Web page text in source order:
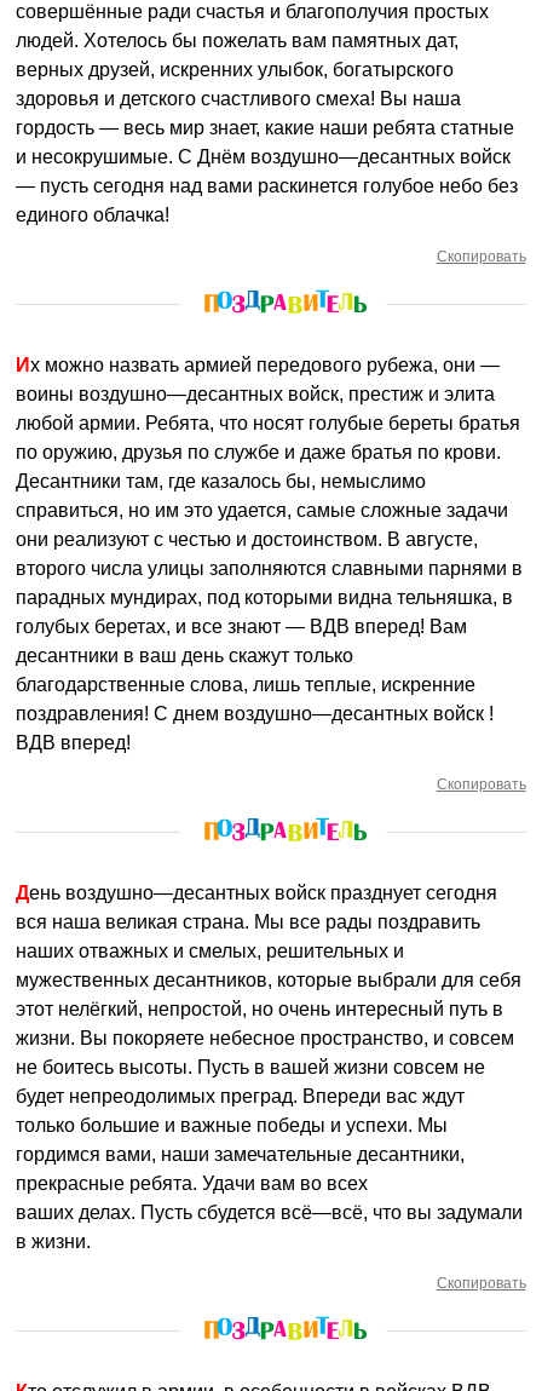
совершённые ради счастья и благополучия простых
людей. Хотелось бы пожелать вам памятных дат,
верных друзей, искренних улыбок, богатырского
здоровья и детского счастливого смеха! Вы наша
гордость — весь мир знает, какие наши ребята статные
и несокрушимые. С Днём воздушно—десантных войск
— пусть сегодня над вами раскинется голубое небо без
единого облачка!
Скопировать
Их можно назвать армией передового рубежа, они —
воины воздушно—десантных войск, престиж и элита
любой армии. Ребята, что носят голубые береты братья
по оружию, друзья по службе и даже братья по крови.
Десантники там, где казалось бы, немыслимо
справиться, но им это удается, самые сложные задачи
они реализуют с честью и достоинством. В августе,
второго числа улицы заполняются славными парнями в
парадных мундирах, под которыми видна тельняшка, в
голубых беретах, и все знают — ВДВ вперед! Вам
десантники в ваш день скажут только
благодарственные слова, лишь теплые, искренние
поздравления! С днем воздушно—десантных войск !
ВДВ вперед!
Скопировать
День воздушно—десантных войск празднует сегодня
вся наша великая страна. Мы все рады поздравить
наших отважных и смелых, решительных и
мужественных десантников, которые выбрали для себя
этот нелёгкий, непростой, но очень интересный путь в
жизни. Вы покоряете небесное пространство, и совсем
не боитесь высоты. Пусть в вашей жизни совсем не
будет непреодолимых преград. Впереди вас ждут
только большие и важные победы и успехи. Мы
гордимся вами, наши замечательные десантники,
прекрасные ребята. Удачи вам во всех
ваших делах. Пусть сбудется всё—всё, что вы задумали
в жизни.
Скопировать